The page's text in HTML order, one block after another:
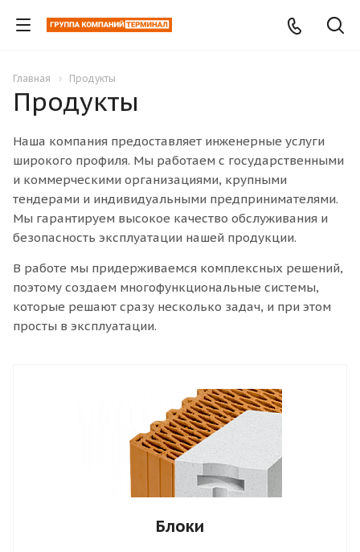
Главная Продукты
Продукты
Наша компания предоставляет инженерные услуги
широкого профиля. Мы работаем с государственными
и коммерческими организациями, крупными
тендерами и индивидуальными предпринимателями.
Мы гарантируем высокое качество обслуживания и
безопасность эксплуатации нашей продукции.
В работе мы придерживаемся комплексных решений,
поэтому создаем многофункциональные системы,
которые решают сразу несколько задач, и при этом
просты в эксплуатации.
Блоки